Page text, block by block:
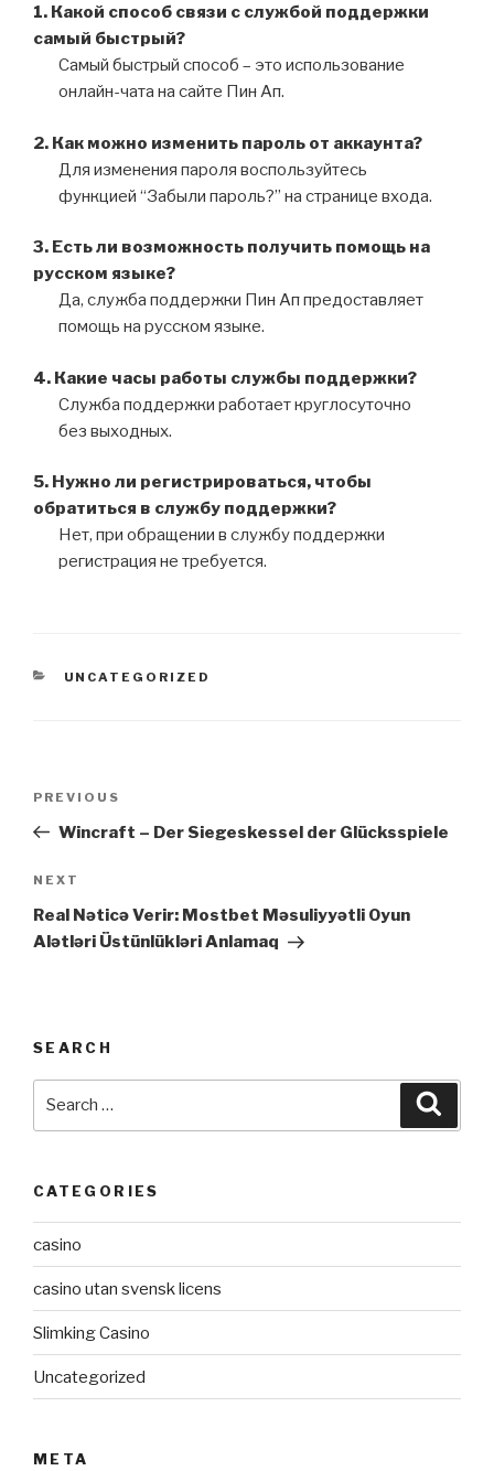
1. Какой способ связи с службой поддержки
самый быстрый?
Самый быстрый способ – это использование
онлайн-чата на сайте Пин Ап.
2. Как можно изменить пароль от аккаунта?
Для изменения пароля воспользуйтесь
функцией “Забыли пароль?” на странице входа.
3. Есть ли возможность получить помощь на
русском языке?
Да, служба поддержки Пин Ап предоставляет
помощь на русском языке.
4. Какие часы работы службы поддержки?
Служба поддержки работает круглосуточно
без выходных.
5. Нужно ли регистрироваться, чтобы
обратиться в службу поддержки?
Нет, при обращении в службу поддержки
регистрация не требуется.
CATEGORIES
UNCATEGORIZED
Previous
Post
PREVIOUS
Wincraft – Der Siegeskessel der Glücksspiele
Next
Post
NEXT
Real Nəticə Verir: Mostbet Məsuliyyətli Oyun
Alətləri Üstünlükləri Anlamaq
SEARCH
CATEGORIES
casino
casino utan svensk licens
Slimking Casino
Uncategorized
META